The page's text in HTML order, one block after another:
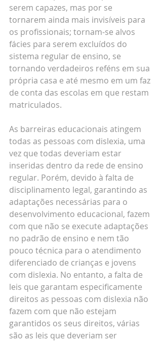
serem capazes, mas por se
tornarem ainda mais invisíveis para
os profissionais; tornam-se alvos
fácies para serem excluídos do
sistema regular de ensino, se
tornando verdadeiros reféns em sua
própria casa e até mesmo em um faz
de conta das escolas em que restam
matriculados.
As barreiras educacionais atingem
todas as pessoas com dislexia, uma
vez que todas deveriam estar
inseridas dentro da rede de ensino
regular. Porém, devido à falta de
disciplinamento legal, garantindo as
adaptações necessárias para o
desenvolvimento educacional, fazem
com que não se execute adaptações
no padrão de ensino e nem tão
pouco técnica para o atendimento
diferenciado de crianças e jovens
com dislexia. No entanto, a falta de
leis que garantam especificamente
direitos as pessoas com dislexia não
fazem com que não estejam
garantidos os seus direitos, várias
são as leis que deveriam ser